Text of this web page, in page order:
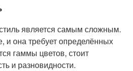
является самым сложным.
и она требует определённых
гаммы цветов, стоит
и разновидности.